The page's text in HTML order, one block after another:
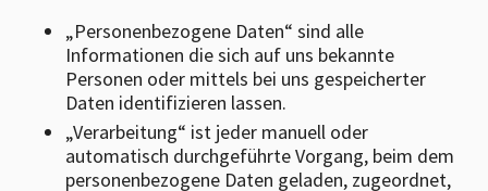
„Personenbezogene Daten“ sind alle
Informationen die sich auf uns bekannte
Personen oder mittels bei uns gespeicherter
Daten identifizieren lassen.
„Verarbeitung“ ist jeder manuell oder
automatisch durchgeführte Vorgang, beim dem
personenbezogene Daten geladen, zugeordnet,